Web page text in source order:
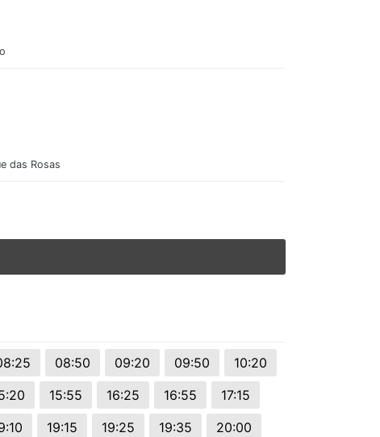
das Rosas
08:50 09:20 09:50
10:20
15:55 16:25 16:55
17:15
19:15 19:25 19:35
20:00